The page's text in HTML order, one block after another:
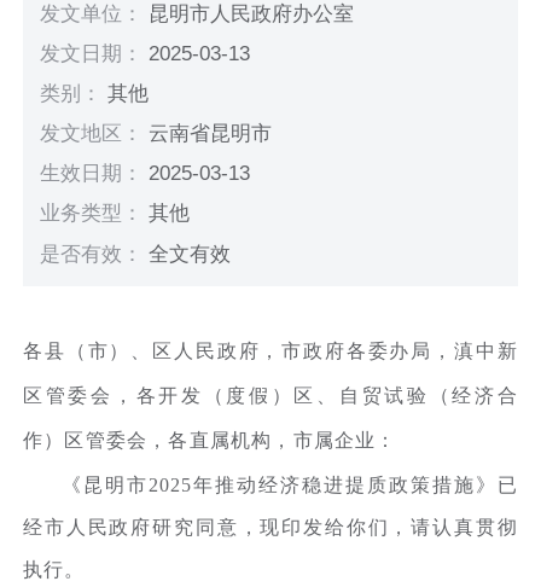
发文单位： 昆明市人民政府办公室
发文日期： 2025-03-13
类别：其他
发文地区： 云南省昆明市
生效日期： 2025-03-13
业务类型：其他
是否有效：全文有效
各县（市）、区人民政府，市政府各委办局，滇中新
区管委会，各开发（度假）区、自贸试验（经济合
作）区管委会，各直属机构，市属企业：
《昆明市2025年推动经济稳进提质政策措施》已
经市人民政府研究同意，现印发给你们，请认真贯彻
执行。